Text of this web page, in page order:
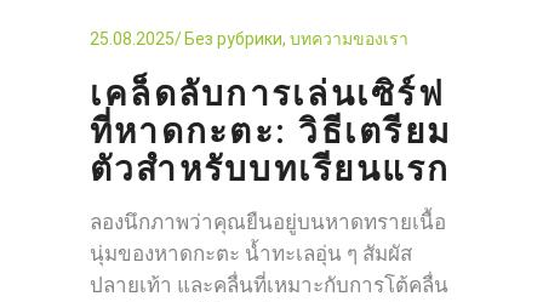
25.08.2025 Без рубрики, บทความของเรา
เคล็ดลับการเล่นเซิร์ฟ
ที่หาดกะตะ: วิธีเตรียม
ตัวสำหรับบทเรียนแรก
ลองนึกภาพว่าคุณยืนอยู่บนหาดทรายเนื้อ
นุ่มของหาดกะตะ น้ำทะเลอุ่น ๆ สัมผัส
ปลายเท้า และคลื่นที่เหมาะกับการโต้คลื่น